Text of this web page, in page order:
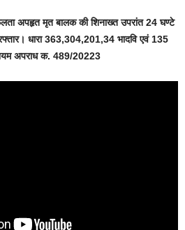
अपहृत मृत बालक की शिनाख्त उपरांत 24 घण्टे
धारा 363,304,201,34 भादवि एवं 135
अपराध क. 489/20223